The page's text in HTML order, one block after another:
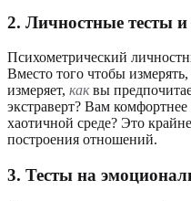
2. Личностные тесты
Психометрический
Вместо того чтобы
измеряет, каквы
экстраверт? Вам
хаотичной среде? Это
построения отношений.
3. Тесты на